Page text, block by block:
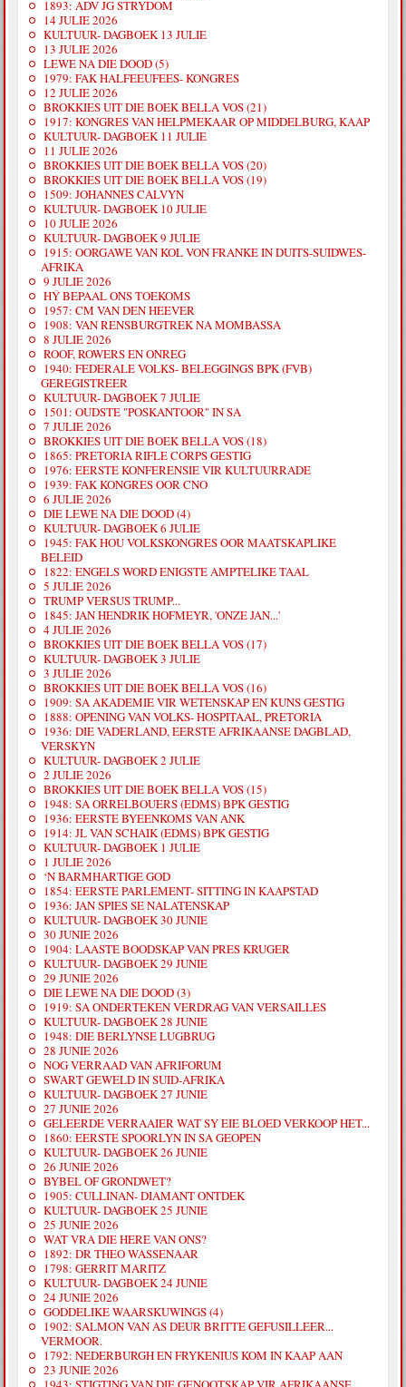
1893: ADV JG STRYDOM
14 JULIE 2026
KULTUUR- DAGBOEK 13 JULIE
13 JULIE 2026
LEWE NA DIE DOOD (5)
1979: FAK HALFEEUFEES- KONGRES
12 JULIE 2026
BROKKIES UIT DIE BOEK BELLA VOS (21)
1917: KONGRES VAN HELPMEKAAR OP MIDDELBURG, KAAP
KULTUUR- DAGBOEK 11 JULIE
11 JULIE 2026
BROKKIES UIT DIE BOEK BELLA VOS (20)
BROKKIES UIT DIE BOEK BELLA VOS (19)
1509: JOHANNES CALVYN
KULTUUR- DAGBOEK 10 JULIE
10 JULIE 2026
KULTUUR- DAGBOEK 9 JULIE
1915: OORGAWE VAN KOL VON FRANKE IN DUITS-SUIDWES-
AFRIKA
9 JULIE 2026
HÝ BEPAAL ONS TOEKOMS
1957: CM VAN DEN HEEVER
1908: VAN RENSBURGTREK NA MOMBASSA
8 JULIE 2026
ROOF, ROWERS EN ONREG
1940: FEDERALE VOLKS- BELEGGINGS BPK (FVB)
GEREGISTREER
KULTUUR- DAGBOEK 7 JULIE
1501: OUDSTE "POSKANTOOR" IN SA
7 JULIE 2026
BROKKIES UIT DIE BOEK BELLA VOS (18)
1865: PRETORIA RIFLE CORPS GESTIG
1976: EERSTE KONFERENSIE VIR KULTUURRADE
1939: FAK KONGRES OOR CNO
6 JULIE 2026
DIE LEWE NA DIE DOOD (4)
KULTUUR- DAGBOEK 6 JULIE
1945: FAK HOU VOLKSKONGRES OOR MAATSKAPLIKE
BELEID
1822: ENGELS WORD ENIGSTE AMPTELIKE TAAL
5 JULIE 2026
TRUMP VERSUS TRUMP...
1845: JAN HENDRIK HOFMEYR, 'ONZE JAN...'
4 JULIE 2026
BROKKIES UIT DIE BOEK BELLA VOS (17)
KULTUUR- DAGBOEK 3 JULIE
3 JULIE 2026
BROKKIES UIT DIE BOEK BELLA VOS (16)
1909: SA AKADEMIE VIR WETENSKAP EN KUNS GESTIG
1888: OPENING VAN VOLKS- HOSPITAAL, PRETORIA
1936: DIE VADERLAND, EERSTE AFRIKAANSE DAGBLAD,
VERSKYN
KULTUUR- DAGBOEK 2 JULIE
2 JULIE 2026
BROKKIES UIT DIE BOEK BELLA VOS (15)
1948: SA ORRELBOUERS (EDMS) BPK GESTIG
1936: EERSTE BYEENKOMS VAN ANK
1914: JL VAN SCHAIK (EDMS) BPK GESTIG
KULTUUR- DAGBOEK 1 JULIE
1 JULIE 2026
‘N BARMHARTIGE GOD
1854: EERSTE PARLEMENT- SITTING IN KAAPSTAD
1936: JAN SPIES SE NALATENSKAP
KULTUUR- DAGBOEK 30 JUNIE
30 JUNIE 2026
1904: LAASTE BOODSKAP VAN PRES KRUGER
KULTUUR- DAGBOEK 29 JUNIE
29 JUNIE 2026
DIE LEWE NA DIE DOOD (3)
1919: SA ONDERTEKEN VERDRAG VAN VERSAILLES
KULTUUR- DAGBOEK 28 JUNIE
1948: DIE BERLYNSE LUGBRUG
28 JUNIE 2026
NOG VERRAAD VAN AFRIFORUM
SWART GEWELD IN SUID-AFRIKA
KULTUUR- DAGBOEK 27 JUNIE
27 JUNIE 2026
GELEERDE VERRAAIER WAT SY EIE BLOED VERKOOP HET...
1860: EERSTE SPOORLYN IN SA GEOPEN
KULTUUR- DAGBOEK 26 JUNIE
26 JUNIE 2026
BYBEL OF GRONDWET?
1905: CULLINAN- DIAMANT ONTDEK
KULTUUR- DAGBOEK 25 JUNIE
25 JUNIE 2026
WAT VRA DIE HERE VAN ONS?
1892: DR THEO WASSENAAR
1798: GERRIT MARITZ
KULTUUR- DAGBOEK 24 JUNIE
24 JUNIE 2026
GODDELIKE WAARSKUWINGS (4)
1902: SALMON VAN AS DEUR BRITTE GEFUSILLEER...
VERMOOR.
1792: NEDERBURGH EN FRYKENIUS KOM IN KAAP AAN
23 JUNIE 2026